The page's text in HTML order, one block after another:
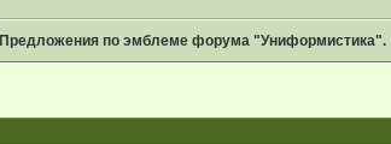
Предложения по эмблеме форума "Униформистика".